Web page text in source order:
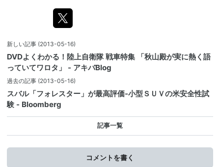
新しい記事 (2013-05-16)
DVDよくわかる！陸上自衛隊 戦車特集 「秋山殿が実に熱く語
っていてワロタ」 - アキバBlog
過去の記事 (2013-05-16)
スバル「フォレスター」が最高評価-小型ＳＵＶの米安全性試
験 - Bloomberg
記事一覧
コメントを書く